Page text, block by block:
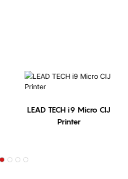
LEAD TECH i9 Micro CIJ
Printer